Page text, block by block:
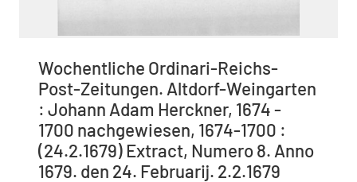
Wochentliche Ordinari-Reichs-
Post-Zeitungen. Altdorf-Weingarten
: Johann Adam Herckner, 1674 -
1700 nachgewiesen, 1674-1700 :
(24.2.1679) Extract, Numero 8. Anno
1679. den 24. Februarij. 2.2.1679